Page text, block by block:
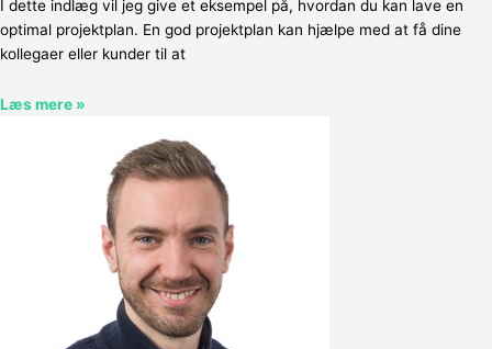
I dette indlæg vil jeg give et eksempel på, hvordan du kan lave en
optimal projektplan. En god projektplan kan hjælpe med at få dine
kollegaer eller kunder til at
Læs mere »